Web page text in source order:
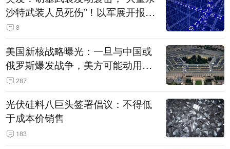
沙特武装人员死伤”！以军展开报复
性空袭
8
美国新核战略曝光：一旦与中国或
俄罗斯爆发战争，美方可能动用战
术核武器
287
光伏硅料八巨头签署倡议：不得低
于成本价销售
183